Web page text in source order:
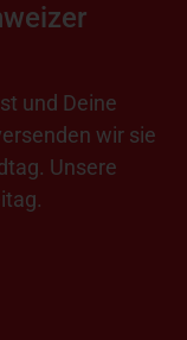
und Deine
wir sie
Unsere